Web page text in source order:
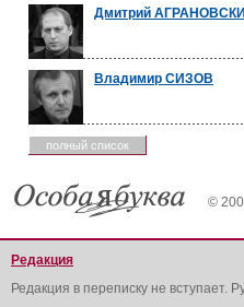
Дмитрий
Владимир СИЗОВ
полный список
©
Редакция
Редакция в переписку не вступает.